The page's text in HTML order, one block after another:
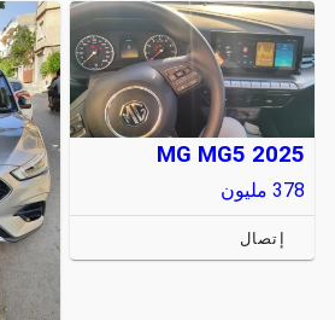
MG MG5 2025
378 مليون
إتصال